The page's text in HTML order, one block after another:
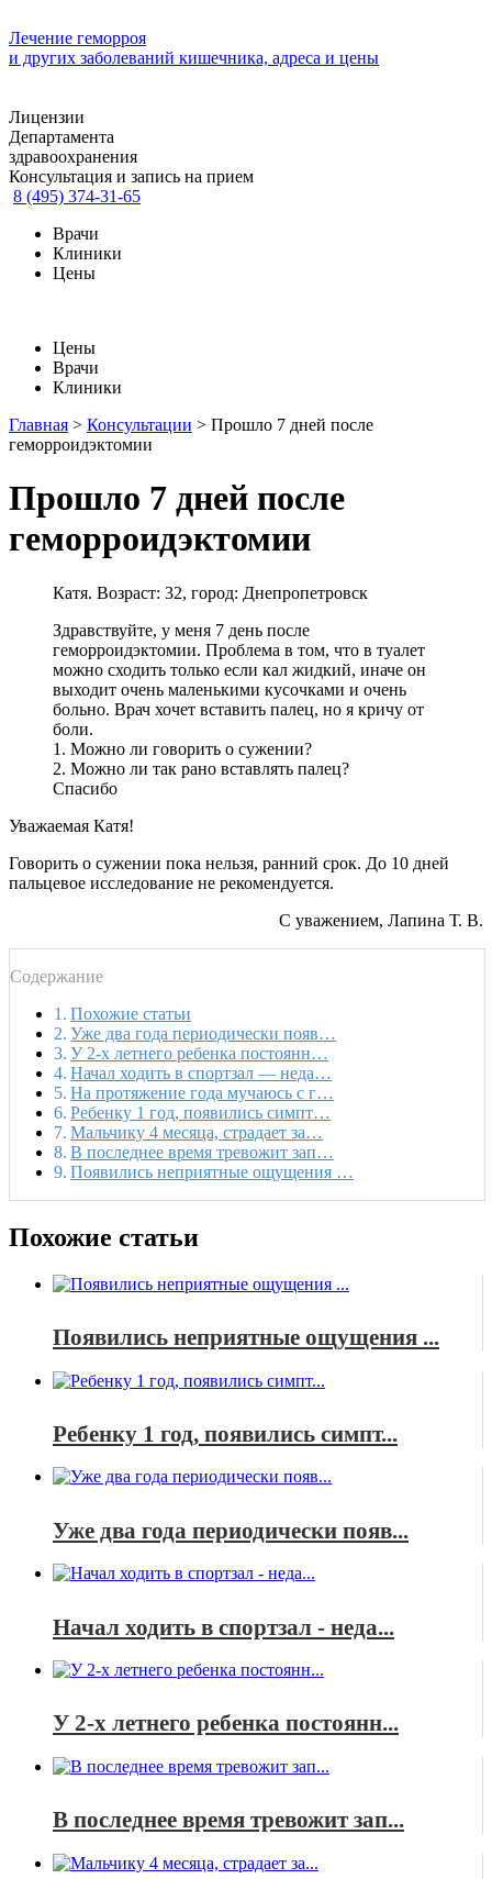
Лечение геморроя
и других заболеваний кишечника, адреса и цены
Лицензии
Департамента
здравоохранения
Консультация и запись на прием
8 (495) 374-31-65
Врачи
Клиники
Цены
Цены
Врачи
Клиники
Главная > Консультации > Прошло 7 дней после
геморроидэктомии
Прошло 7 дней после
геморроидэктомии
Катя. Возраст: 32, город: Днепропетровск
Здравствуйте, у меня 7 день после
геморроидэктомии. Проблема в том, что в туалет
можно сходить только если кал жидкий, иначе он
выходит очень маленькими кусочками и очень
больно. Врач хочет вставить палец, но я кричу от
боли.
1. Можно ли говорить о сужении?
2. Можно ли так рано вставлять палец?
Спасибо
Уважаемая Катя!
Говорить о сужении пока нельзя, ранний срок. До 10 дней
пальцевое исследование не рекомендуется.
С уважением, Лапина Т. В.
Содержание
Похожие статьи
Уже два года периодически появ…
У 2-х летнего ребенка постоянн…
Начал ходить в спортзал — неда…
На протяжение года мучаюсь с г…
Ребенку 1 год, появились симпт…
Мальчику 4 месяца, страдает за…
В последнее время тревожит зап…
Появились неприятные ощущения …
Похожие статьи
Появились неприятные ощущения ...
Ребенку 1 год, появились симпт...
Уже два года периодически появ...
Начал ходить в спортзал - неда...
У 2-х летнего ребенка постоянн...
В последнее время тревожит зап...